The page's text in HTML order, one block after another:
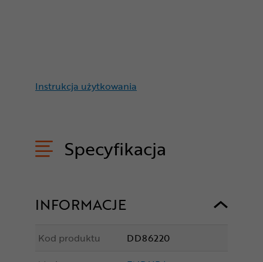
Instrukcja użytkowania
Specyfikacja
INFORMACJE
Kod produktu
DD86220